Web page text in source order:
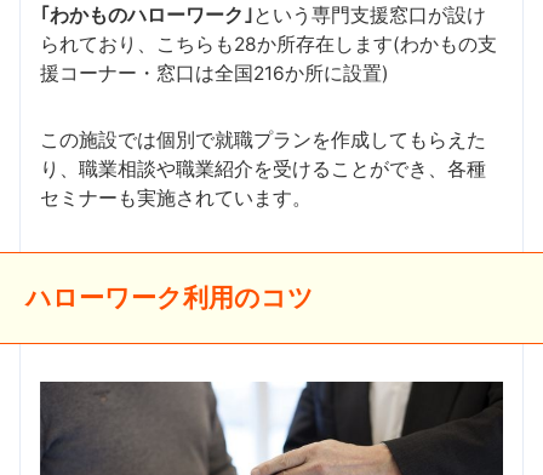
｢わかものハローワーク｣ という専門支援窓口が設け
られており、こちらも28か所存在します(わかもの支
援コーナー・窓口は全国216か所に設置)
この施設では個別で就職プランを作成してもらえた
り、職業相談や職業紹介を受けることができ、各種
セミナーも実施されています。
ハローワーク利用のコツ